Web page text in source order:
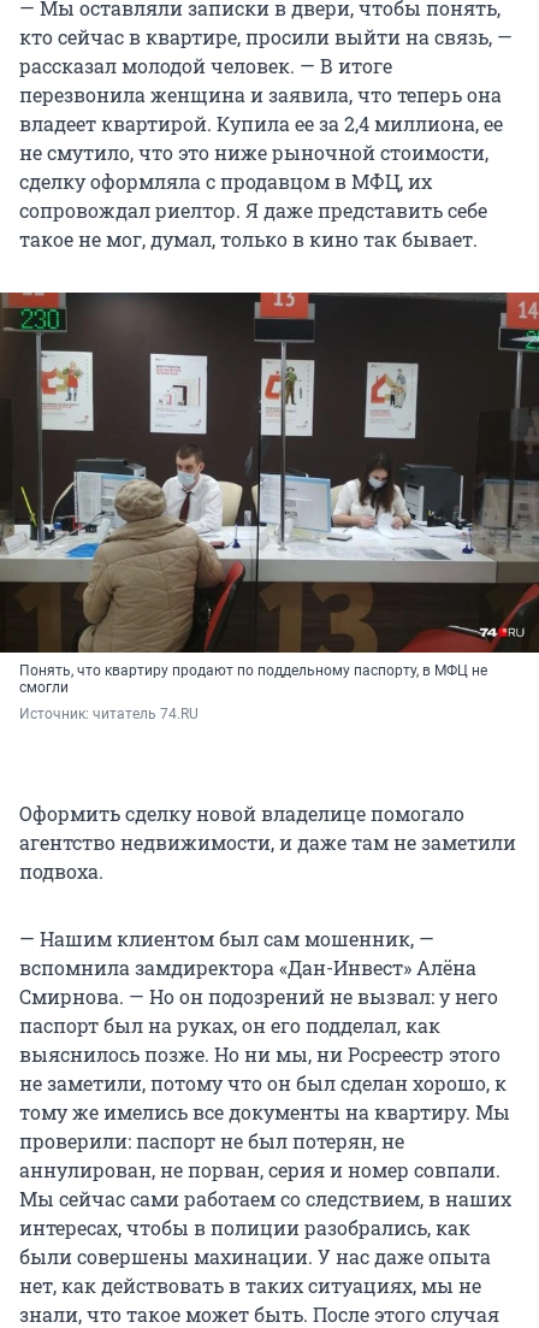
— Мы оставляли записки в двери, чтобы понять,
кто сейчас в квартире, просили выйти на связь, —
рассказал молодой человек. — В итоге
перезвонила женщина и заявила, что теперь она
владеет квартирой. Купила ее за 2,4 миллиона, ее
не смутило, что это ниже рыночной стоимости,
сделку оформляла с продавцом в МФЦ, их
сопровождал риелтор. Я даже представить себе
такое не мог, думал, только в кино так бывает.
Понять, что квартиру продают по поддельному паспорту, в МФЦ не
смогли
Источник: читатель 74.RU
Оформить сделку новой владелице помогало
агентство недвижимости, и даже там не заметили
подвоха.
— Нашим клиентом был сам мошенник, —
вспомнила замдиректора «Дан-Инвест» Алёна
Смирнова. — Но он подозрений не вызвал: у него
паспорт был на руках, он его подделал, как
выяснилось позже. Но ни мы, ни Росреестр этого
не заметили, потому что он был сделан хорошо, к
тому же имелись все документы на квартиру. Мы
проверили: паспорт не был потерян, не
аннулирован, не порван, серия и номер совпали.
Мы сейчас сами работаем со следствием, в наших
интересах, чтобы в полиции разобрались, как
были совершены махинации. У нас даже опыта
нет, как действовать в таких ситуациях, мы не
знали, что такое может быть. После этого случая